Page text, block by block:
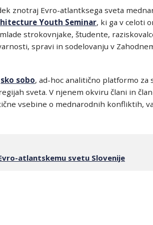
znotraj Evro-atlantksega sveta
Youth Seminar, ki ga v celoti
strokovnjake, študente,
spravi in sodelovanju v
sobo, ad-hoc analitično platformo za
sveta. V njenem okviru člani in
vsebine o mednarodnih konfliktih,
atlantskemu svetu Slovenije